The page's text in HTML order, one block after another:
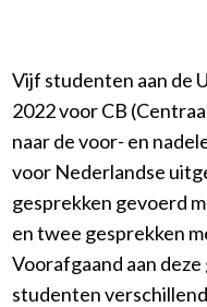
Rapporteren
Sociale
Wet- & regelgeving
SDG Boekenclub
Meer informatie
Verdieping en
Begrippenlijst
Over ons
Vijf studenten aan de
2022 voor CB
naar de voor- en
voor Nederlandse
gesprekken gevoerd
en twee gesprekken
Voorafgaand aan
studenten